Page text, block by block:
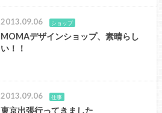
2013.09.06 ショップ
MOMAデザインショップ、素晴らし
い！！
2013.09.06 仕事
東京出張行ってきました